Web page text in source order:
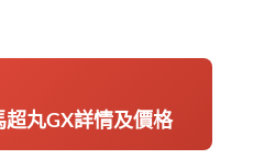
超丸GX詳情及價格